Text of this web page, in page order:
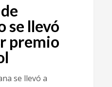
se llevó
premio
se llevó a